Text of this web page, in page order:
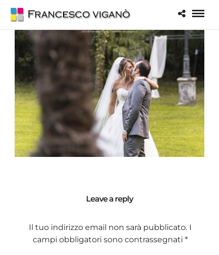
Leave a reply
Il tuo indirizzo email non sarà pubblicato. I
campi obbligatori sono contrassegnati *